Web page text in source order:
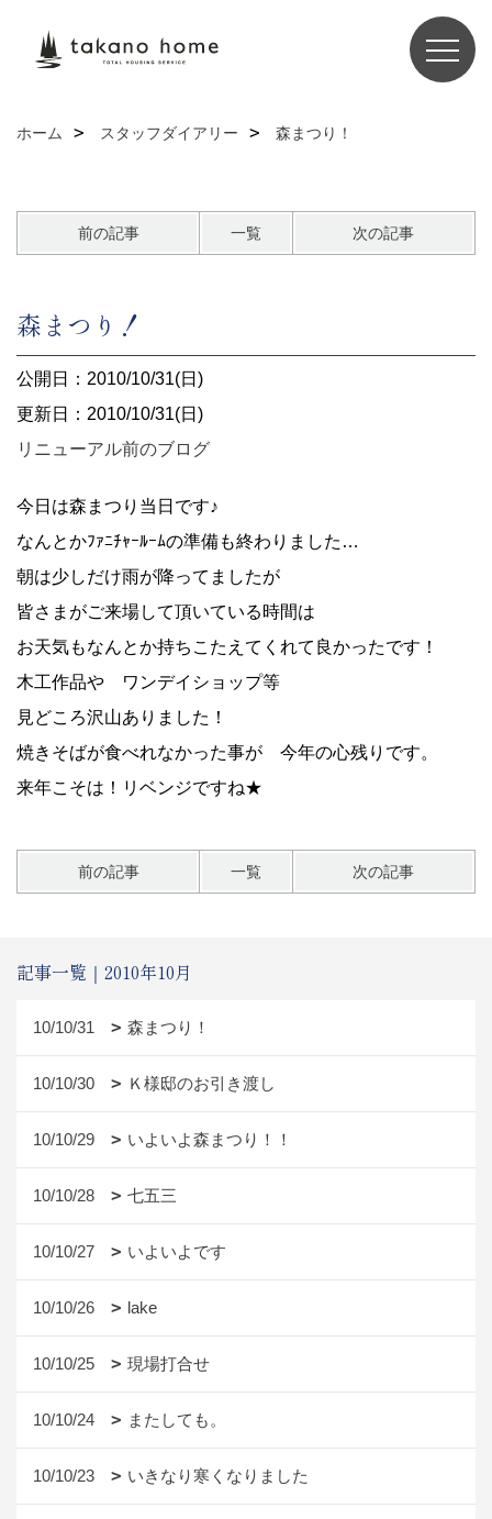
ホーム スタッフダイアリー 森まつり！
前の記事 一覧 次の記事
森まつり！
公開日：2010/10/31(日)
更新日：2010/10/31(日)
リニューアル前のブログ
今日は森まつり当日です♪
なんとかﾌｧﾆﾁｬｰﾙｰﾑの準備も終わりました…
朝は少しだけ雨が降ってましたが
皆さまがご来場して頂いている時間は
お天気もなんとか持ちこたえてくれて良かったです！
木工作品や ワンデイショップ等
見どころ沢山ありました！
焼きそばが食べれなかった事が 今年の心残りです。
来年こそは！リベンジですね★
前の記事 一覧 次の記事
記事一覧｜2010年10月
10/10/31 森まつり！
10/10/30 Ｋ様邸のお引き渡し
10/10/29 いよいよ森まつり！！
10/10/28 七五三
10/10/27 いよいよです
10/10/26 lake
10/10/25 現場打合せ
10/10/24 またしても。
10/10/23 いきなり寒くなりました